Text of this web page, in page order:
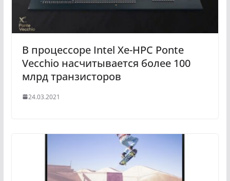
В процессоре Intel Xe-HPC Ponte
Vecchio насчитывается более 100
млрд транзисторов
24.03.2021